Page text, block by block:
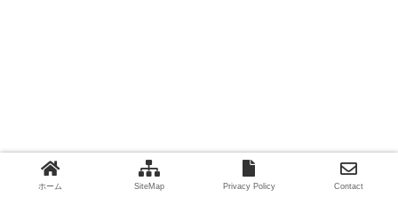
ホーム SiteMap Privacy Policy Contact